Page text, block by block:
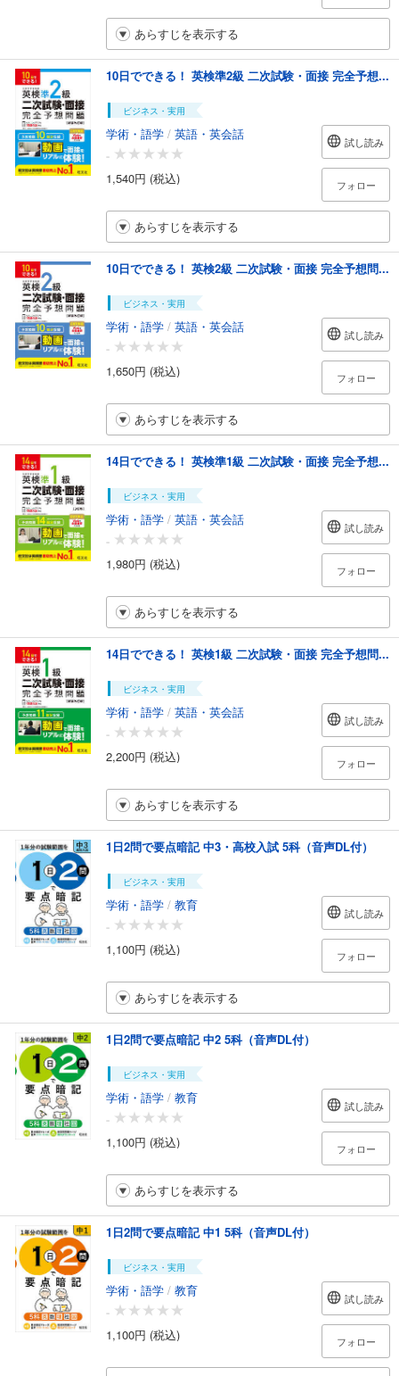
あらすじを表示する
10日でできる！ 英検準2級 二次試験・面接 完全予想...
ビジネス・実用
学術・語学 / 英語・英会話
-
1,540円 (税込)
試し読み
フォロー
あらすじを表示する
10日でできる！ 英検2級 二次試験・面接 完全予想問...
ビジネス・実用
学術・語学 / 英語・英会話
-
1,650円 (税込)
試し読み
フォロー
あらすじを表示する
14日でできる！ 英検準1級 二次試験・面接 完全予想...
ビジネス・実用
学術・語学 / 英語・英会話
-
1,980円 (税込)
試し読み
フォロー
あらすじを表示する
14日でできる！ 英検1級 二次試験・面接 完全予想問...
ビジネス・実用
学術・語学 / 英語・英会話
-
2,200円 (税込)
試し読み
フォロー
あらすじを表示する
1日2問で要点暗記 中3・高校入試 5科（音声DL付）
ビジネス・実用
学術・語学 / 教育
-
1,100円 (税込)
試し読み
フォロー
あらすじを表示する
1日2問で要点暗記 中2 5科（音声DL付）
ビジネス・実用
学術・語学 / 教育
-
1,100円 (税込)
試し読み
フォロー
あらすじを表示する
1日2問で要点暗記 中1 5科（音声DL付）
ビジネス・実用
学術・語学 / 教育
-
1,100円 (税込)
試し読み
フォロー